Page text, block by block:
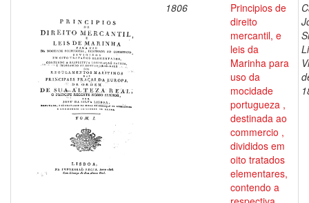
1806
Principios de
direito
mercantil, e
leis da
Marinha para
uso da
mocidade
portugueza ,
destinada ao
commercio ,
divididos em
oito tratados
elementares,
contendo a